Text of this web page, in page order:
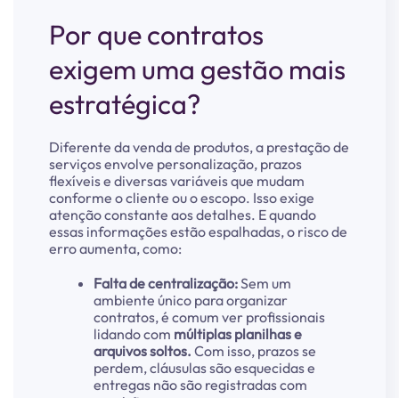
Por que contratos
exigem uma gestão mais
estratégica?
Diferente da venda de produtos, a prestação de
serviços envolve personalização, prazos
flexíveis e diversas variáveis que mudam
conforme o cliente ou o escopo. Isso exige
atenção constante aos detalhes. E quando
essas informações estão espalhadas, o risco de
erro aumenta, como:
Falta de centralização:Sem um
ambiente único para organizar
contratos, é comum ver profissionais
lidando com múltiplas planilhas e
arquivos soltos. Com isso, prazos se
perdem, cláusulas são esquecidas e
entregas não são registradas com